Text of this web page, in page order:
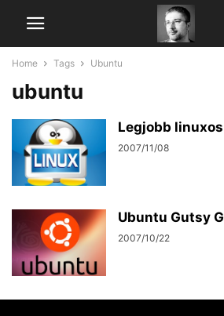
Home Tags Ubuntu
ubuntu
Legjobb
2007/11/08
Ubuntu Gutsy
2007/10/22